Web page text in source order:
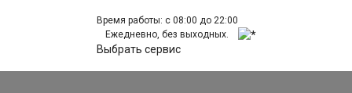
Время работы: с 08:00 до 22:00
Ежедневно, без выходных.
Выбрать сервис